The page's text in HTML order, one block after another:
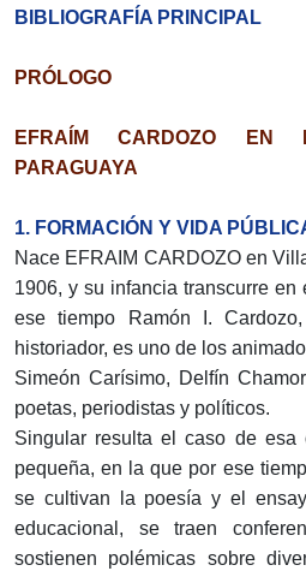
BIBLIOGRAFÍA PRINCIPAL
PRÓLOGO
EFRAÍM CARDOZO EN
PARAGUAYA
1. FORMACIÓN Y VIDA
Nace EFRAIM CARDOZO en
1906, y su infancia transcurre
ese tiempo Ramón I.
historiador, es uno de los
Simeón Carísimo, Delfín
poetas, periodistas y políticos.
Singular resulta el caso de esa
pequeña, en la que por ese
se cultivan la poesía y el
educacional, se traen
sostienen polémicas sobre